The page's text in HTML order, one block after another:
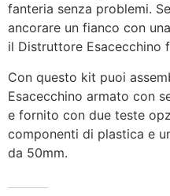
fanteria senza problemi.
ancorare un fianco con
il Distruttore Esacecchino
Con questo kit puoi
Esacecchino armato con
e fornito con due teste
componenti di plastica e
da 50mm.